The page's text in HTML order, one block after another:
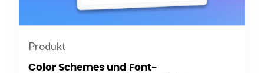
Produkt
Color Schemes und Font-